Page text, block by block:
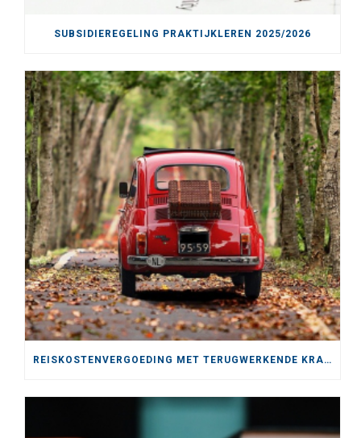
SUBSIDIEREGELING PRAKTIJKLEREN 2025/2026
REISKOSTENVERGOEDING MET TERUGWERKENDE KRACHT VERHOOGD NAAR € 0,25 PER KILOMETER